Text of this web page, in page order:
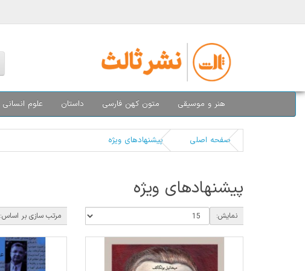
هنر و موسیقی متون کهن فارسی داستان علوم انسانی
صفحه اصلی پیشنهادهای ویژه
پیشنهادهای ویژه
مرتب سازی بر اساس: نمایش: